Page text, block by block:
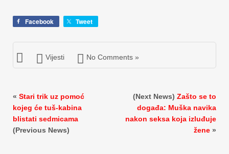
Facebook Tweet
Vijesti No Comments »
« Stari trik uz pomoć
kojeg će tuš-kabina
blistati sedmicama
(Previous News)
(Next News) Zašto se to
događa: Muška navika
nakon seksa koja izluđuje
žene »